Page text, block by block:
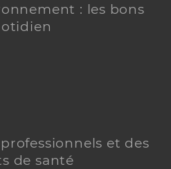
: les bons
et des
de santé